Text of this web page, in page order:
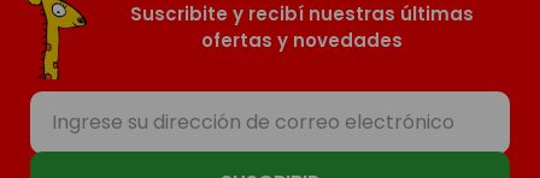
Suscribite y recibí nuestras últimas
ofertas y novedades